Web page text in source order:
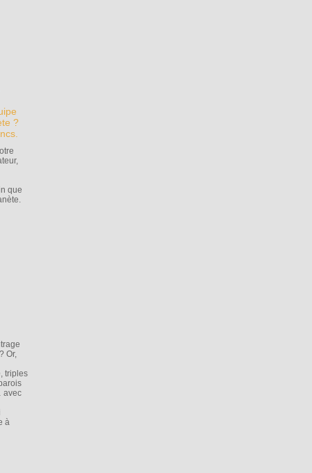
?
que
Or,
triples
avec
à